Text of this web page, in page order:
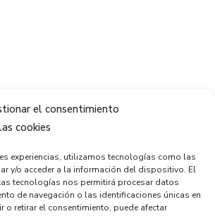
el consentimiento
cookies
experiencias, utilizamos tecnologías como las
y/o acceder a la información del dispositivo. El
tecnologías nos permitirá procesar datos
de navegación o las identificaciones únicas en
o retirar el consentimiento, puede afectar